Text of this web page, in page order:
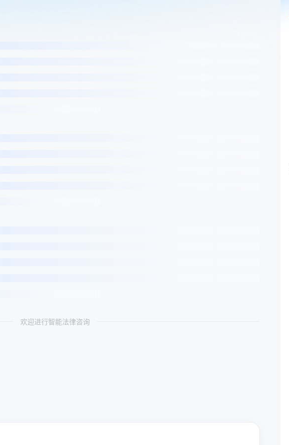
欢迎进行智能法律咨询